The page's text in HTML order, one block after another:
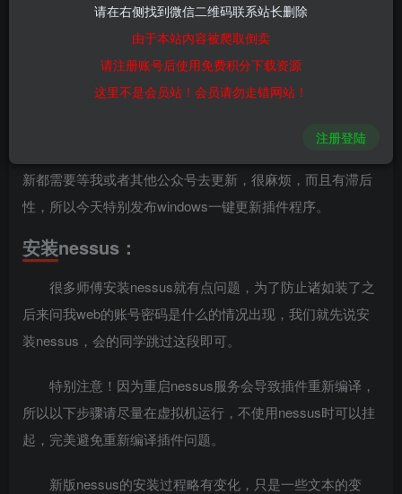
由于近半年没有做nessus插件更新，很多师傅都来问有
新都需要等我或者其他公众号去更新，很麻烦，而且有滞后
性，所以今天特别发布windows一键更新插件程序。
安装nessus：
很多师傅安装nessus就有点问题，为了防止诸如装了之
后来问我web的账号密码是什么的情况出现，我们就先说安
装nessus，会的同学跳过这段即可。
特别注意！因为重启nessus服务会导致插件重新编译，
所以以下步骤请尽量在虚拟机运行，不使用nessus时可以挂
起，完美避免重新编译插件问题。
新版nessus的安装过程略有变化，只是一些文本的变
请在右侧找到微信二维码联系站长删除
由于本站内容被爬取倒卖
请注册账号后使用免费积分下载资源
这里不是会员站！会员请勿走错网站！
注册登陆